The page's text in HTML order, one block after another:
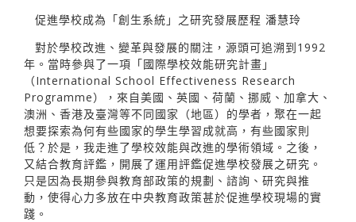
促進學校成為「創生系統」之研究發展歷程 潘慧玲
對於學校改進、變革與發展的關注，源頭可追溯到1992
年。當時參與了一項「國際學校效能研究計畫」
（International School Effectiveness Research
Programme），來自美國、英國、荷蘭、挪威、加拿大、
澳洲、香港及臺灣等不同國家（地區）的學者，聚在一起
想要探索為何有些國家的學生學習成就高，有些國家則
低？於是，我走進了學校效能與改進的學術領域。之後，
又結合教育評鑑，開展了運用評鑑促進學校發展之研究。
只是因為長期參與教育部政策的規劃、諮詢、研究與推
動，使得心力多放在中央教育政策甚於促進學校現場的實
踐。